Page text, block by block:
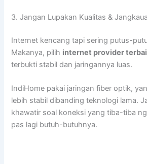
3. Jangan Lupakan Kualitas &
Internet kencang tapi sering putus-
Makanya, pilih internet provider
terbukti stabil dan jaringannya luas.
IndiHome pakai jaringan fiber optik,
lebih stabil dibanding teknologi lama.
khawatir soal koneksi yang tiba-tiba
pas lagi butuh-butuhnya.